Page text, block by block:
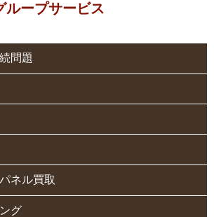
ープサービス
問題
ネル買取
グ